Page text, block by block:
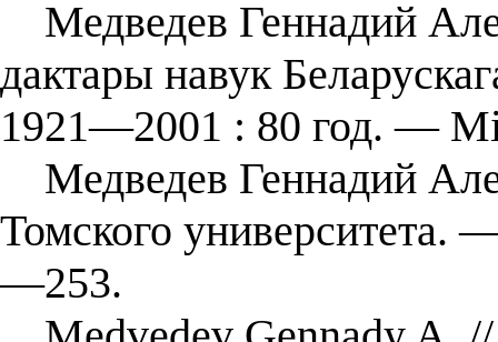
Медведев Геннадий
дактары навук
1921—2001 : 80 год. —
Медведев Геннадий
Томского
—253.